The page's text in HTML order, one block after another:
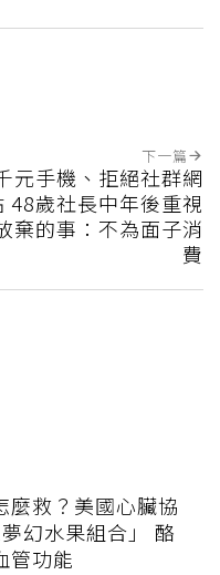
下一篇
元手機、拒絕社群網
48歲社長中年後重視
棄的事：不為面子消
費
麼救？美國心臟協
幻水果組合」 酪
管功能